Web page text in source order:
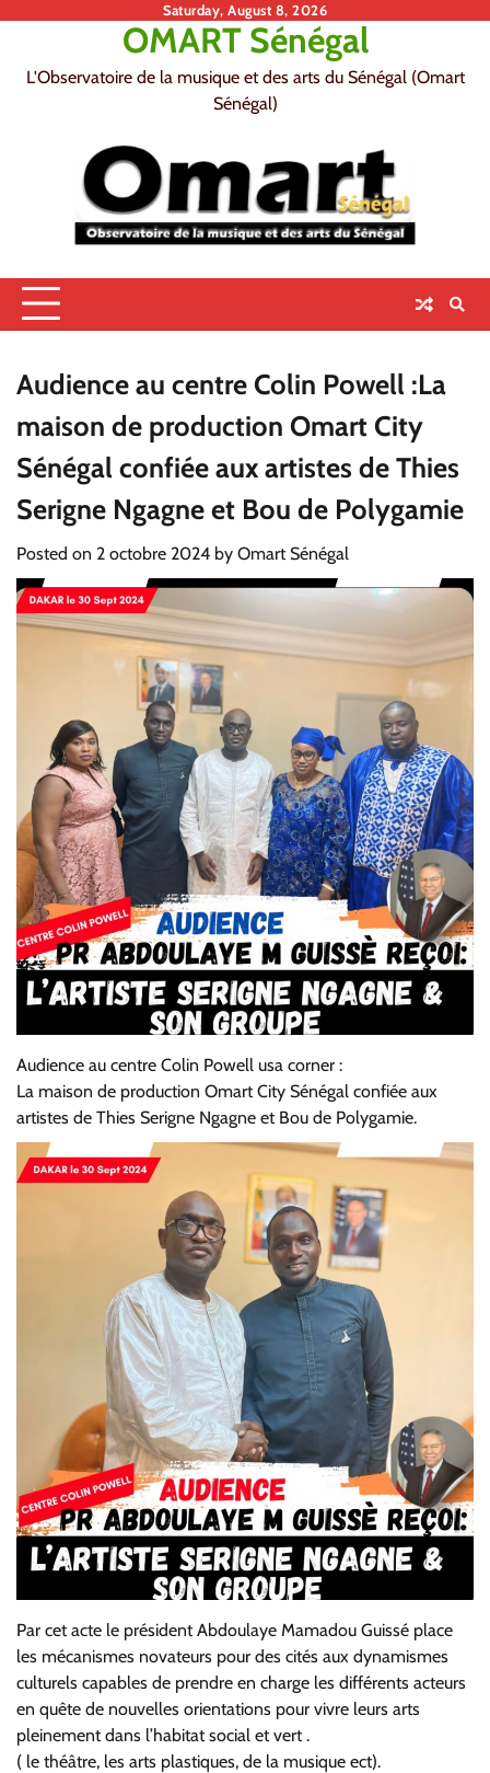
Saturday, August 8, 2026
OMART Sénégal
L'Observatoire de la musique et des arts du Sénégal (Omart
Sénégal)
Audience au centre Colin Powell :La
maison de production Omart City
Sénégal confiée aux artistes de Thies
Serigne Ngagne et Bou de Polygamie
Posted on 2 octobre 2024 by Omart Sénégal
Audience au centre Colin Powell usa corner :
La maison de production Omart City Sénégal confiée aux
artistes de Thies Serigne Ngagne et Bou de Polygamie.
Par cet acte le président Abdoulaye Mamadou Guissé place
les mécanismes novateurs pour des cités aux dynamismes
culturels capables de prendre en charge les différents acteurs
en quête de nouvelles orientations pour vivre leurs arts
pleinement dans l’habitat social et vert .
( le théâtre, les arts plastiques, de la musique ect).